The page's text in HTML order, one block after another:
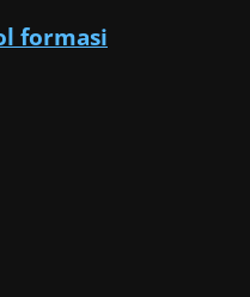
formasi